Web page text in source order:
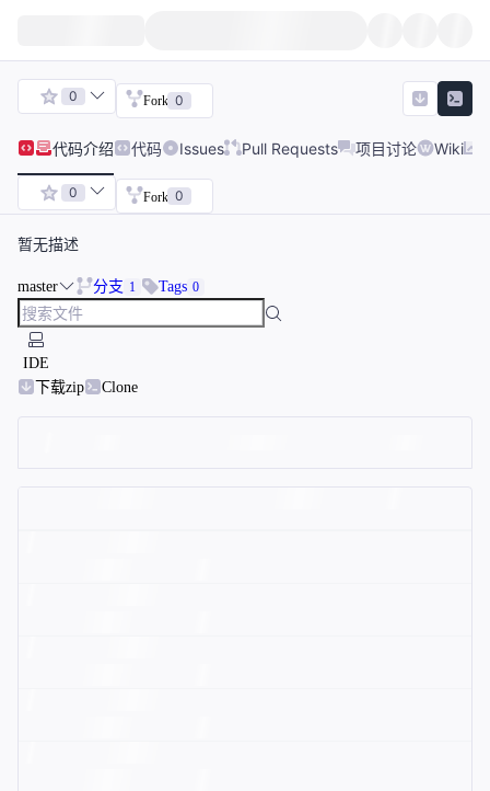
0 Fork 0
代码介绍 代码 Issues Pull Requests 项目讨论 Wiki
0 Fork 0
暂无描述
master 分支 1 Tags 0
IDE
下载zip
Clone